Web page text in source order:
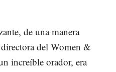
de una manera
del Women &
increíble orador, era